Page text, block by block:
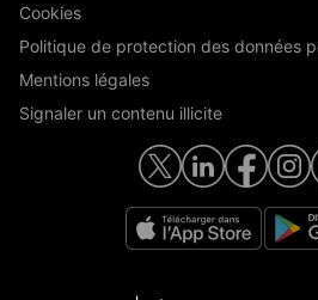
Cookies
Politique de protection des données
Mentions légales
Signaler un contenu illicite